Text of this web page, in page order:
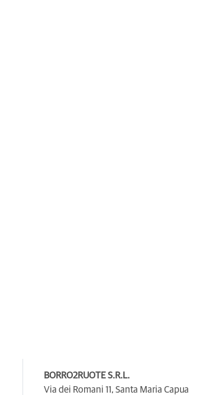
BORRO2RUOTE S.R.L.
Via dei Romani 11, Santa Maria Capua